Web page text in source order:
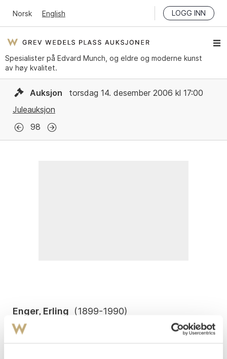
Norsk English LOGG INN
Spesialister på Edvard Munch, og eldre og moderne kunst
av høy kvalitet.
Auksjon
torsdag 14. desember 2006 kl 17:00
Juleauksjon
98
Enger, Erling (1899-1990)
Landskap med telefonstolper 1945